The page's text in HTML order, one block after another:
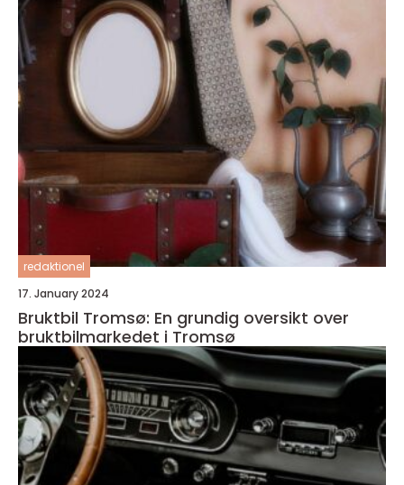
redaktionel
17. January 2024
Bruktbil Tromsø: En grundig oversikt over
bruktbilmarkedet i Tromsø